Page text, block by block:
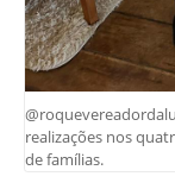
realizações nos
de famílias.